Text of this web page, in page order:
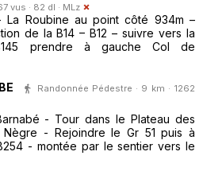
vus · 82 dl · MLz
La Roubine au point côté 934m –
de la B14 – B12 – suivre vers la
prendre à gauche Col de
Randonnée Pédestre · 9 km · 1262
- Tour dans le Plateau des
- Rejoindre le Gr 51 puis à
- montée par le sentier vers le